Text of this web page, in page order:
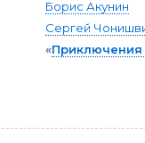
Борис Акунин
Сергей
«Приключения